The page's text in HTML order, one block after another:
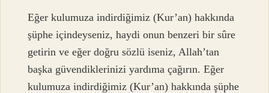
Eğer kulumuza indirdiğimiz (Kur’an) hakkında
şüphe içindeyseniz, haydi onun benzeri bir sûre
getirin ve eğer doğru sözlü iseniz, Allah’tan
başka güvendiklerinizi yardıma çağırın. Eğer
kulumuza indirdiğimiz (Kur’an) hakkında şüphe